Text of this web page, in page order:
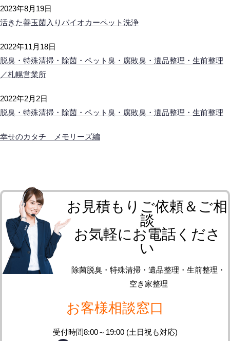
2023年8月19日
活きた善玉菌入りバイオカーペット洗浄
2022年11月18日
脱臭・特殊清掃・除菌・ペット臭・腐敗臭・遺品整理・生前整理
／札幌営業所
2022年2月2日
脱臭・特殊清掃・除菌・ペット臭・腐敗臭・遺品整理・生前整理
幸せのカタチ メモリーズ編
お見積もりご依頼＆ご相
談
お気軽にお電話くださ
い
除菌脱臭・特殊清掃・遺品整理・生前整理・
空き家整理
お客様相談窓口
受付時間8:00～19:00 (土日祝も対応)